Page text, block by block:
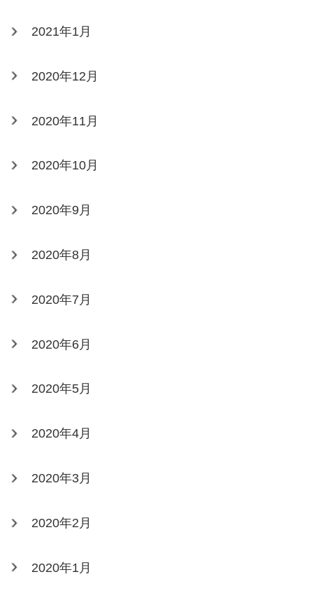
2021年1月
2020年12月
2020年11月
2020年10月
2020年9月
2020年8月
2020年7月
2020年6月
2020年5月
2020年4月
2020年3月
2020年2月
2020年1月